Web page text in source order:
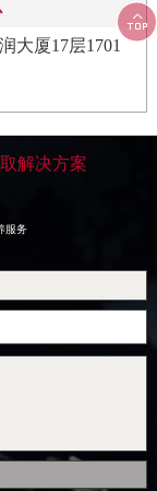
大厦17层1701
解决方案
服务
